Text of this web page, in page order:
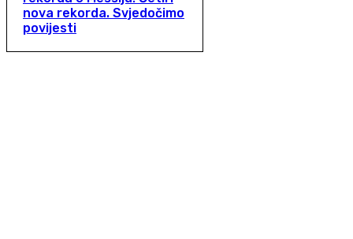
nova rekorda. Svjedočimo
povijesti